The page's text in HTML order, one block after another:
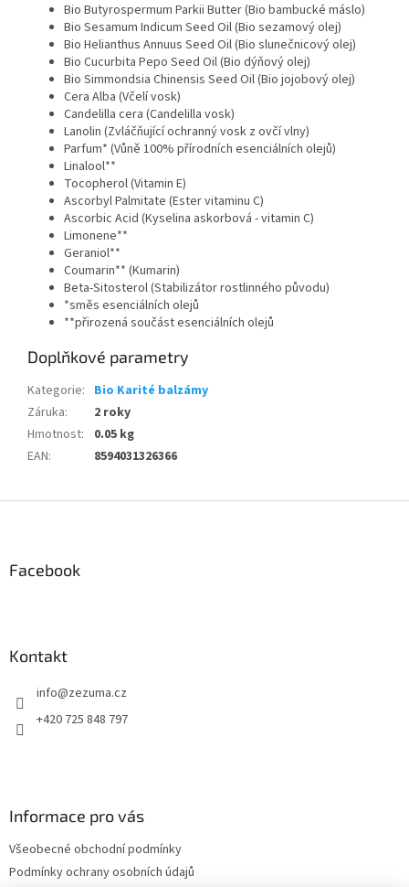
Bio Butyrospermum Parkii Butter (Bio bambucké máslo)
Bio Sesamum Indicum Seed Oil (Bio sezamový olej)
Bio Helianthus Annuus Seed Oil (Bio slunečnicový olej)
Bio Cucurbita Pepo Seed Oil (Bio dýňový olej)
Bio Simmondsia Chinensis Seed Oil (Bio jojobový olej)
Cera Alba (Včelí vosk)
Candelilla cera (Candelilla vosk)
Lanolin (Zvláčňující ochranný vosk z ovčí vlny)
Parfum* (Vůně 100% přírodních esenciálních olejů)
Linalool**
Tocopherol (Vitamin E)
Ascorbyl Palmitate (Ester vitaminu C)
Ascorbic Acid (Kyselina askorbová - vitamin C)
Limonene**
Geraniol**
Coumarin** (Kumarin)
Beta-Sitosterol (Stabilizátor rostlinného původu)
*směs esenciálních olejů
**přirozená součást esenciálních olejů
Doplňkové parametry
Kategorie: Bio Karité balzámy
Záruka:
2 roky
Hmotnost:
0.05 kg
EAN: 8594031326366
Facebook
Kontakt
info@zezuma.cz
+420 725 848 797
Informace pro vás
Všeobecné obchodní podmínky
Podmínky ochrany osobních údajů